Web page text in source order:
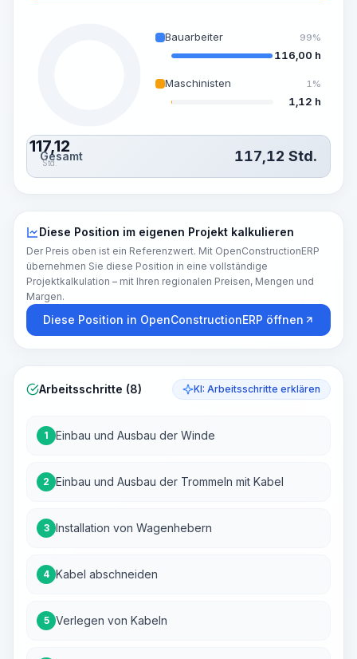
117,12
Std.
Bauarbeiter 99%
116,00 h
Maschinisten 1%
1,12 h
Gesamt 117,12 Std.
Diese Position im eigenen Projekt kalkulieren
Der Preis oben ist ein Referenzwert. Mit OpenConstructionERP
übernehmen Sie diese Position in eine vollständige
Projektkalkulation – mit Ihren regionalen Preisen, Mengen und
Margen.
Diese Position in OpenConstructionERP öffnen
Arbeitsschritte (8) KI: Arbeitsschritte erklären
1 Einbau und Ausbau der Winde
2 Einbau und Ausbau der Trommeln mit Kabel
3 Installation von Wagenhebern
4 Kabel abschneiden
5 Verlegen von Kabeln